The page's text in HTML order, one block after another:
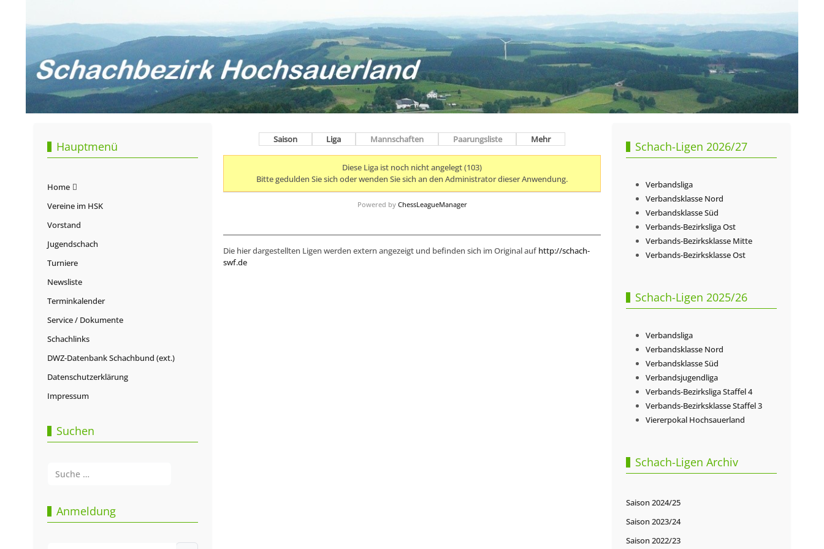
Hauptmenü
Home
Vereine im HSK
Vorstand
Jugendschach
Turniere
Newsliste
Terminkalender
Service / Dokumente
Schachlinks
DWZ-Datenbank Schachbund (ext.)
Datenschutzerklärung
Impressum
Suchen
Anmeldung
Saison Liga Mannschaften Paarungsliste Mehr
Diese Liga ist noch nicht angelegt (103)
Bitte gedulden Sie sich oder wenden Sie sich an den Administrator dieser Anwendung.
Powered by ChessLeagueManager
Die hier dargestellten Ligen werden extern angezeigt und befinden sich im Original auf http://schach-
swf.de
Schach-Ligen 2026/27
Verbandsliga
Verbandsklasse Nord
Verbandsklasse Süd
Verbands-Bezirksliga Ost
Verbands-Bezirksklasse Mitte
Verbands-Bezirksklasse Ost
Schach-Ligen 2025/26
Verbandsliga
Verbandsklasse Nord
Verbandsklasse Süd
Verbandsjugendliga
Verbands-Bezirksliga Staffel 4
Verbands-Bezirksklasse Staffel 3
Viererpokal Hochsauerland
Schach-Ligen Archiv
Saison 2024/25
Saison 2023/24
Saison 2022/23